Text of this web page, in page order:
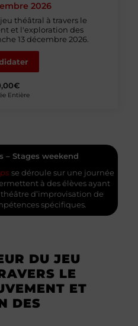
2026
théâtral à travers le
et l'exploration des
13 décembre 2026.
Entière
– Stages weekend
se déroule sur une journée
à des élèves ayant
d’improvisation de
spécifiques.
DU JEU
LE
ET
DES